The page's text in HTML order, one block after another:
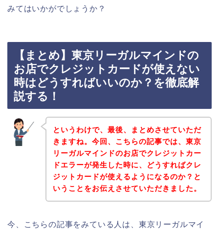
みてはいかがでしょうか？
【まとめ】東京リーガルマインドの
お店でクレジットカードが使えない
時はどうすればいいのか？を徹底解
説する！
というわけで、最後、まとめさせていただ
きますね。今回、こちらの記事では、東京
リーガルマインドのお店でクレジットカー
ドエラーが発生した時に、どうすればクレ
ジットカードが使えるようになるのか？と
いうことをお伝えさせていただきました。
今、こちらの記事をみている人は、東京リーガルマイ